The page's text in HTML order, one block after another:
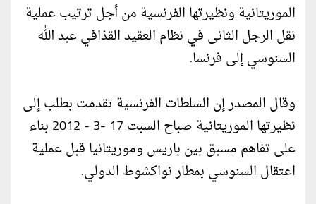
الموريتانية ونظيرتها الفرنسية من أجل ترتيب عملية
نقل الرجل الثانى في نظام العقيد القذافي عبد الله
السنوسي إلى فرنسا.
وقال المصدر إن السلطات الفرنسية تقدمت بطلب إلى
نظيرتها الموريتانية صباح السبت 17 -3 - 2012 بناء
على تفاهم مسبق بين باريس وموريتانيا قبل عملية
اعتقال السنوسي بمطار نواكشوط الدولي.